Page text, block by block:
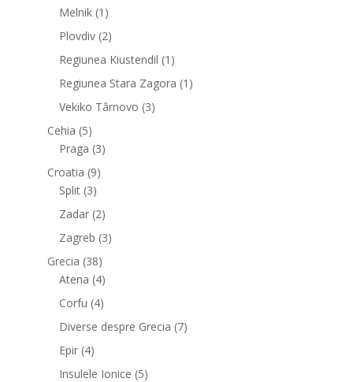
Melnik(1)
Plovdiv(2)
Regiunea Kiustendil (1)
Regiunea Stara Zagora (1)
Vekiko Târnovo (3)
Cehia (5)
Praga (3)
Croatia (9)
Split(3)
Zadar(2)
Zagreb (3)
Grecia (38)
Atena (4)
Corfu (4)
Diverse despre Grecia (7)
Epir(4)
Insulele Ionice (5)